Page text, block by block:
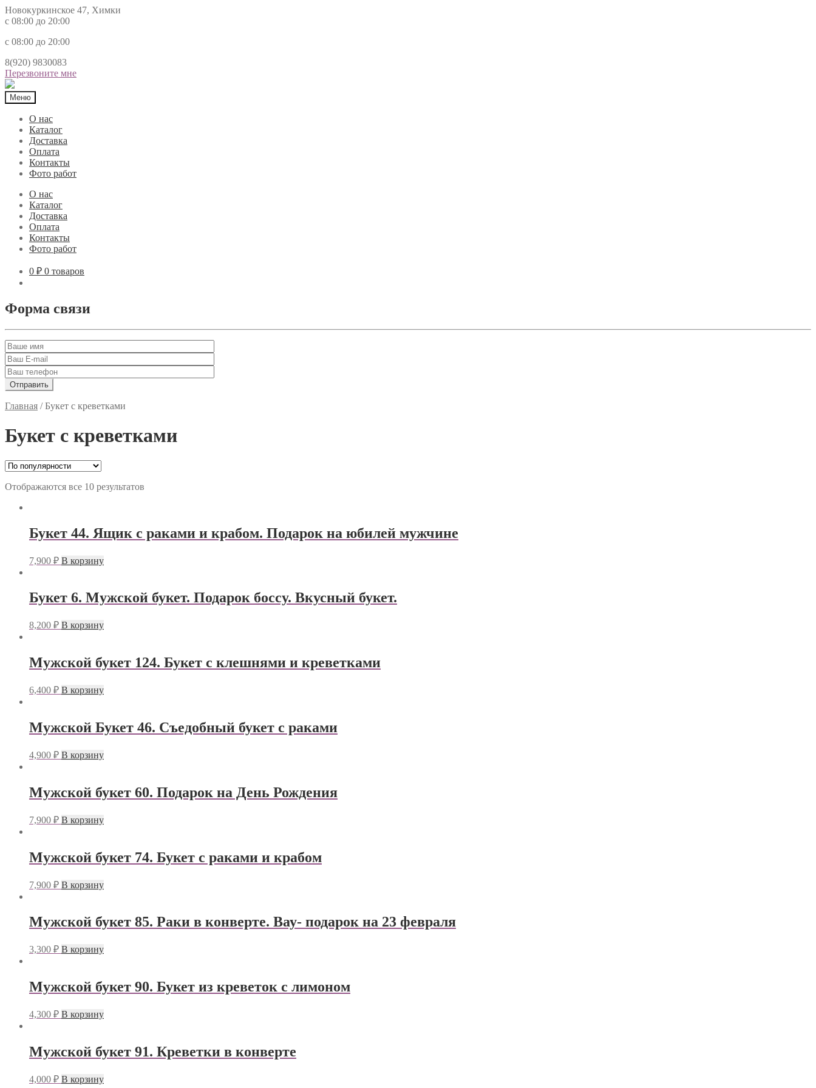
Новокуркинское 47, Химки
с 08:00 до 20:00
с 08:00 до 20:00
8(920) 9830083
Перезвоните мне
Меню
О нас
Каталог
Доставка
Оплата
Контакты
Фото работ
О нас
Каталог
Доставка
Оплата
Контакты
Фото работ
0 ₽ 0 товаров
Форма связи
Главная /Букет с креветками
Букет с креветками
Отображаются все 10 результатов
Букет 44. Ящик с раками и крабом. Подарок на юбилей мужчине
7,900 ₽ В корзину
Букет 6. Мужской букет. Подарок боссу. Вкусный букет.
8,200 ₽ В корзину
Мужской букет 124. Букет с клешнями и креветками
6,400 ₽ В корзину
Мужской Букет 46. Съедобный букет с раками
4,900 ₽ В корзину
Мужской букет 60. Подарок на День Рождения
7,900 ₽ В корзину
Мужской букет 74. Букет с раками и крабом
7,900 ₽ В корзину
Мужской букет 85. Раки в конверте. Вау- подарок на 23 февраля
3,300 ₽ В корзину
Мужской букет 90. Букет из креветок с лимоном
4,300 ₽ В корзину
Мужской букет 91. Креветки в конверте
4,000 ₽ В корзину